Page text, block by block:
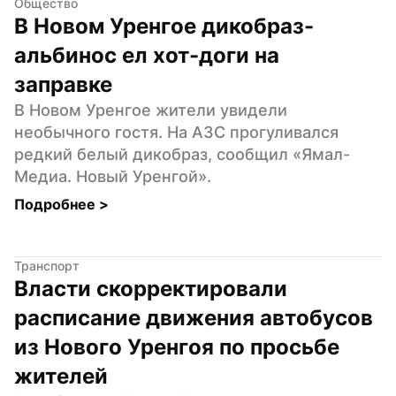
В Новом Уренгое дикобраз-
альбинос ел хот-доги на
заправке
В Новом Уренгое жители увидели
необычного гостя. На АЗС прогуливался
редкий белый дикобраз, сообщил «Ямал-
Медиа. Новый Уренгой».
Подробнее >
Транспорт
Власти скорректировали
расписание движения автобусов
из Нового Уренгоя по просьбе
жителей